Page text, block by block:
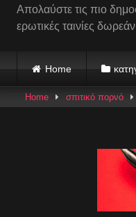
Απολαύστε τις πιο
ερωτικές ταινίες
Home
Home σπιτικό πορνό